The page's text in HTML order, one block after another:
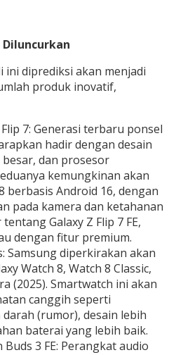
ini diprediksi akan menjadi
produk inovatif,
7: Generasi terbaru ponsel
hadir dengan desain
dan prosesor
kemungkinan akan
berbasis Android 16, dengan
pada kamera dan ketahanan
Galaxy Z Flip 7 FE,
dengan fitur premium.
Samsung diperkirakan akan
Watch 8, Watch 8 Classic,
(2025). Smartwatch ini akan
canggih seperti
(rumor), desain lebih
baterai yang lebih baik.
Buds 3 FE: Perangkat audio